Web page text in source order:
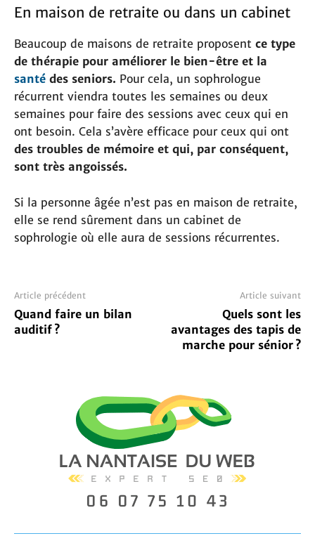
En maison de retraite ou dans un cabinet
Beaucoup de maisons de retraite proposent ce type
de thérapie pour améliorer le bien-être et la
santé des seniors. Pour cela, un sophrologue
récurrent viendra toutes les semaines ou deux
semaines pour faire des sessions avec ceux qui en
ont besoin. Cela s’avère efficace pour ceux qui ont
des troubles de mémoire et qui, par conséquent,
sont très angoissés.
Si la personne âgée n’est pas en maison de retraite,
elle se rend sûrement dans un cabinet de
sophrologie où elle aura de sessions récurrentes.
Article précédent
Quand faire un bilan
auditif ?
Article suivant
Quels sont les
avantages des tapis de
marche pour sénior ?